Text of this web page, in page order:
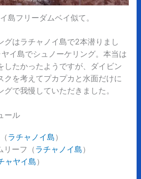
島フリーダムベイ似て。
グはラチャノイ島で2本潜りまし
イ島でシュノーケリング。本当は
したかったようですが、ダイビン
クを考えてプカプカと水面だけに
で我慢していただきました。
ール
ラチャノイ島）
ーフ（ラチャノイ島）
ャヤイ島）